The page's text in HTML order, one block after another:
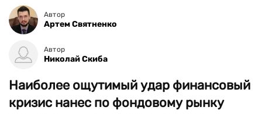
Автор
Артем Святненко
Автор
Николай Скиба
Наиболее ощутимый удар финансовый
кризис нанес по фондовому рынку